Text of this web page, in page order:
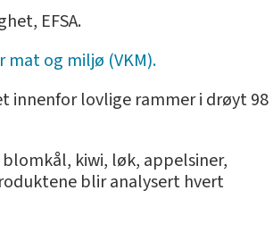
EFSA.
og miljø (VKM).
innenfor lovlige rammer i drøyt 98
kiwi, løk, appelsiner,
blir analysert hvert